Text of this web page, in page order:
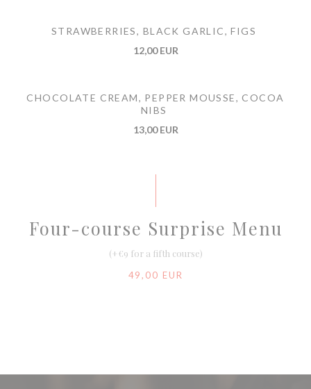
STRAWBERRIES, BLACK GARLIC, FIGS
12,00 EUR
CHOCOLATE CREAM, PEPPER MOUSSE, COCOA
NIBS
13,00 EUR
Four-course Surprise Menu
(+€9 for a fifth course)
49,00 EUR